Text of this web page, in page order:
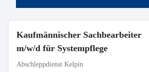
Kaufmännischer Sachbearbeiter
m/w/d für Systempflege
Abschleppdienst Kelpin